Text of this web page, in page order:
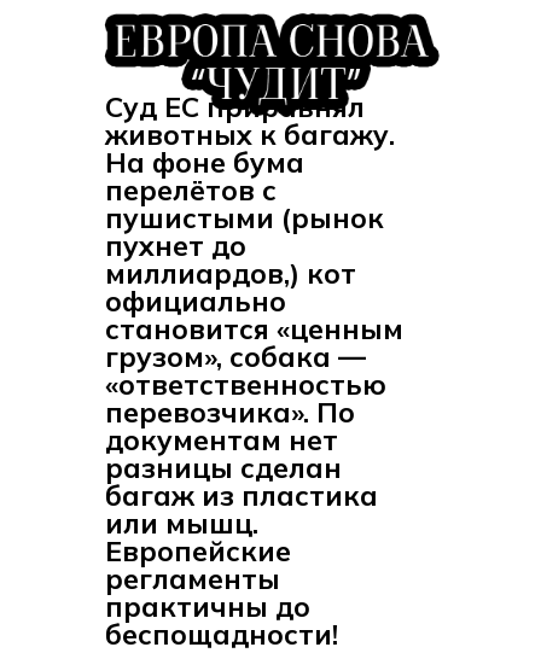
Суд ЕС приравнял
животных к багажу.
На фоне бума
перелётов с
пушистыми (рынок
пухнет до
миллиардов,) кот
официально
становится «ценным
грузом», собака —
«ответственностью
перевозчика». По
документам нет
разницы сделан
багаж из пластика
или мышц.
Европейские
регламенты
практичны до
беспощадности!